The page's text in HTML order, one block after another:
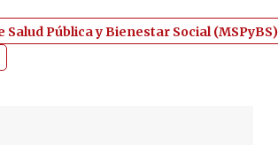
Salud Pública y Bienestar Social (MSPyBS)